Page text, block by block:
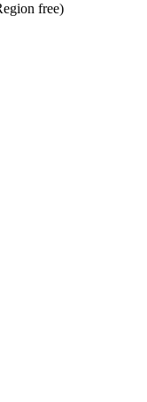
free)